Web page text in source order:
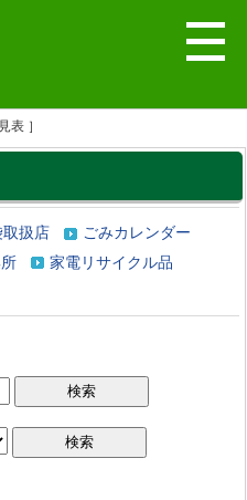
表 ］
扱店
ごみカレンダー
家電リサイクル品